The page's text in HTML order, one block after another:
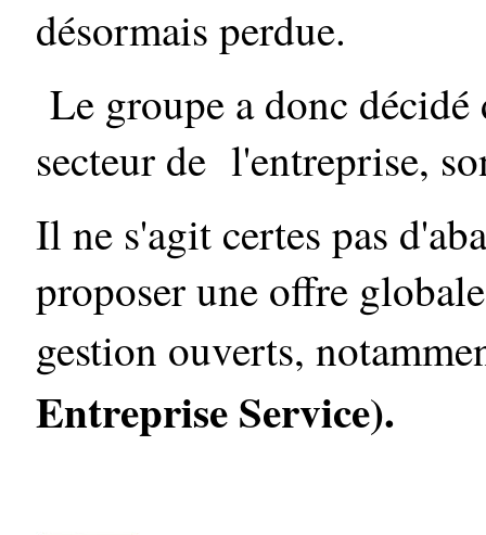
désormais perdue.
Le groupe a donc
secteur de l'entreprise,
Il ne s'agit certes pas
proposer une offre
gestion ouverts,
Entreprise Service).